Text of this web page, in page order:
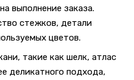
выполнение заказа.
стежков, детали
цветов.
такие как шелк, атлас
деликатного подхода,